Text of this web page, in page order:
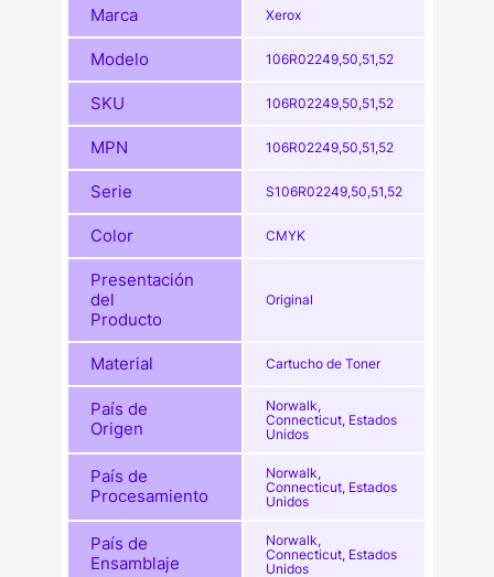
Marca Xerox
Modelo 106R02249,50,51,52
SKU 106R02249,50,51,52
MPN 106R02249,50,51,52
Serie S106R02249,50,51,52
Color CMYK
Presentación
del
Producto
Original
Material Cartucho de Toner
País de
Origen
Norwalk,
Connecticut, Estados
Unidos
País de
Procesamiento
Norwalk,
Connecticut, Estados
Unidos
País de
Ensamblaje
Norwalk,
Connecticut, Estados
Unidos